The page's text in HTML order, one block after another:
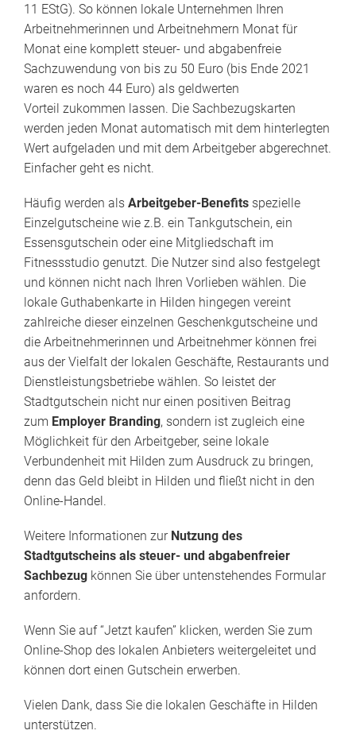
11 EStG). So können lokale Unternehmen Ihren
Arbeitnehmerinnen und Arbeitnehmern Monat für
Monat eine komplett steuer- und abgabenfreie
Sachzuwendung von bis zu 50 Euro (bis Ende 2021
waren es noch 44 Euro) als geldwerten
Vorteil zukommen lassen. Die Sachbezugskarten
werden jeden Monat automatisch mit dem hinterlegten
Wert aufgeladen und mit dem Arbeitgeber abgerechnet.
Einfacher geht es nicht.
Häufig werden als Arbeitgeber-Benefits spezielle
Einzelgutscheine wie z.B. ein Tankgutschein, ein
Essensgutschein oder eine Mitgliedschaft im
Fitnessstudio genutzt. Die Nutzer sind also festgelegt
und können nicht nach Ihren Vorlieben wählen. Die
lokale Guthabenkarte in Hilden hingegen vereint
zahlreiche dieser einzelnen Geschenkgutscheine und
die Arbeitnehmerinnen und Arbeitnehmer können frei
aus der Vielfalt der lokalen Geschäfte, Restaurants und
Dienstleistungsbetriebe wählen. So leistet der
Stadtgutschein nicht nur einen positiven Beitrag
zum Employer Branding, sondern ist zugleich eine
Möglichkeit für den Arbeitgeber, seine lokale
Verbundenheit mit Hilden zum Ausdruck zu bringen,
denn das Geld bleibt in Hilden und fließt nicht in den
Online-Handel.
Weitere Informationen zur Nutzung des
Stadtgutscheins als steuer- und abgabenfreier
Sachbezug können Sie über untenstehendes Formular
anfordern.
Wenn Sie auf “Jetzt kaufen” klicken, werden Sie zum
Online-Shop des lokalen Anbieters weitergeleitet und
können dort einen Gutschein erwerben.
Vielen Dank, dass Sie die lokalen Geschäfte in Hilden
unterstützen.